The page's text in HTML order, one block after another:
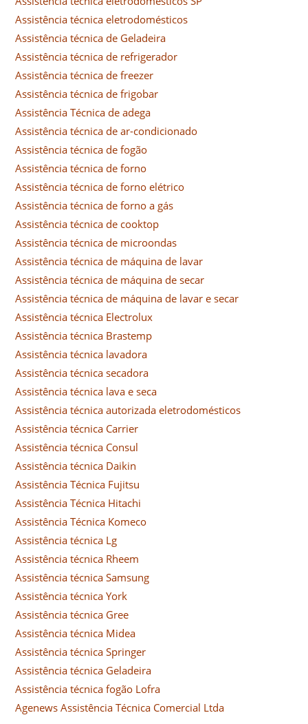
Assistência técnica eletrodomésticos
Assistência técnica de Geladeira
Assistência técnica de refrigerador
Assistência técnica de freezer
Assistência técnica de frigobar
Assistência Técnica de adega
Assistência técnica de ar-condicionado
Assistência técnica de fogão
Assistência técnica de forno
Assistência técnica de forno elétrico
Assistência técnica de forno a gás
Assistência técnica de cooktop
Assistência técnica de microondas
Assistência técnica de máquina de lavar
Assistência técnica de máquina de secar
Assistência técnica de máquina de lavar e secar
Assistência técnica Electrolux
Assistência técnica Brastemp
Assistência técnica lavadora
Assistência técnica secadora
Assistência técnica lava e seca
Assistência técnica autorizada eletrodomésticos
Assistência técnica Carrier
Assistência técnica Consul
Assistência técnica Daikin
Assistência Técnica Fujitsu
Assistência Técnica Hitachi
Assistência Técnica Komeco
Assistência técnica Lg
Assistência técnica Rheem
Assistência técnica Samsung
Assistência técnica York
Assistência técnica Gree
Assistência técnica Midea
Assistência técnica Springer
Assistência técnica Geladeira
Assistência técnica fogão Lofra
Agenews Assistência Técnica Comercial Ltda